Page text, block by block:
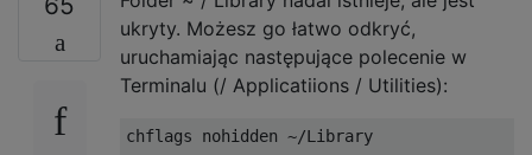
ukryty. Możesz go łatwo odkryć,
uruchamiając następujące polecenie w
Terminalu (/ Applicatiions / Utilities):